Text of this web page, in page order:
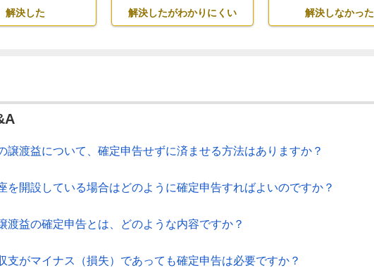
解決した 解決したがわかりにくい 解決しなかった
譲渡益について、確定申告せずに済ませる方法はありますか？
を開設している場合はどのように確定申告すればよいのですか？
渡益の確定申告とは、どのような内容ですか？
支がマイナス（損失）であっても確定申告は必要ですか？